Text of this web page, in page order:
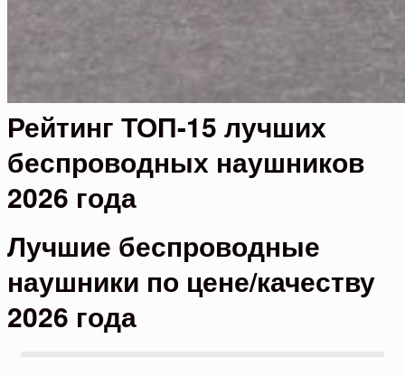
Рейтинг ТОП-15 лучших
беспроводных наушников
2026 года
Лучшие беспроводные
наушники по цене/качеству
2026 года